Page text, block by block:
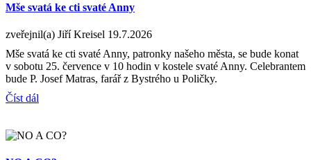
Mše svatá ke cti svaté Anny
zveřejnil(a) Jiří Kreisel 19.7.2026
Mše svatá ke cti svaté Anny, patronky našeho města, se bude konat
v sobotu 25. července v 10 hodin v kostele svaté Anny. Celebrantem
bude P. Josef Matras, farář z Bystrého u Poličky.
Číst dál